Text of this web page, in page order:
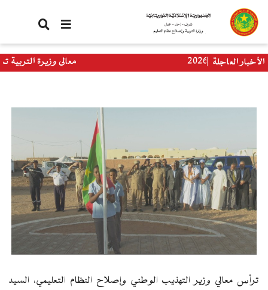
تجاوز
إلى
المحتوى
الرئيسي
الأخبار العاجلة
معالي وزيرة التربية تستقبل وفدا من
ترأس معالي وزير التهذيب الوطني وإصلاح النظام التعليمي، السيد